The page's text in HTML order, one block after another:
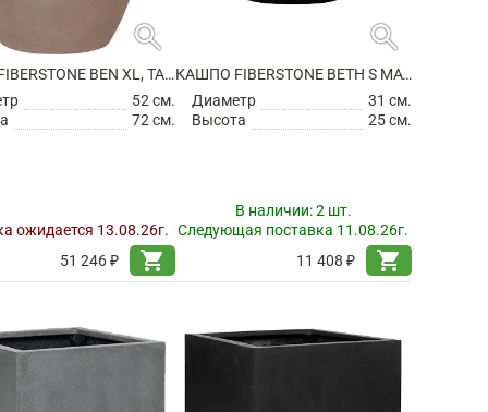
search
КАШПО FIBERSTONE BEN XL, TAUPE
52 см.
72 см.
ожидается 13.08.26г.
51 246 ₽
shopping_cart
search
КАШПО FIBERSTONE BETH S MATT BLACK
Диаметр
31 см.
Высота
25 см.
В наличии:2 шт.
Следующая поставка 11.08.26г.
11 408 ₽
shopping_cart